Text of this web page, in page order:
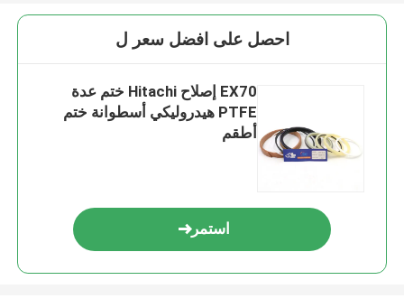
احصل على افضل سعر ل
EX70 إصلاح Hitachi ختم عدة
PTFE هيدروليكي أسطوانة ختم
أطقم
استمر